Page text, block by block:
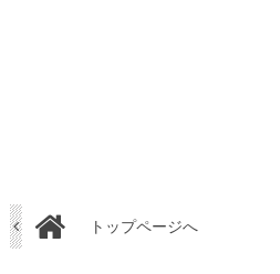
トップページへ